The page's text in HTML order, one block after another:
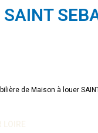
de Maison à louer